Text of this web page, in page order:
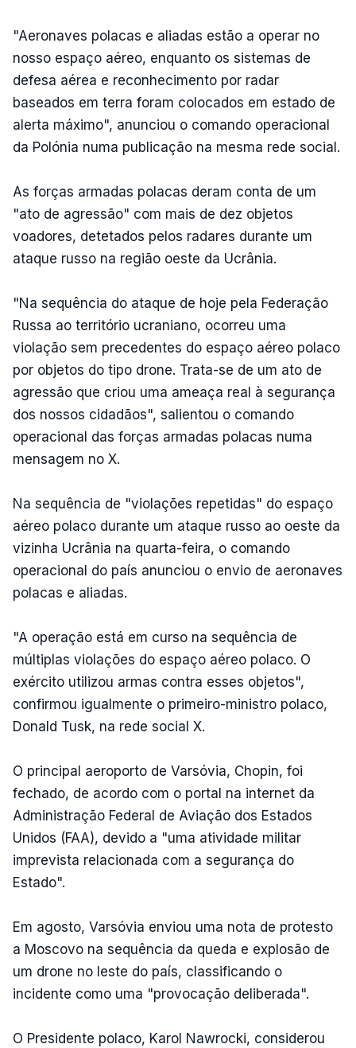
"Aeronaves polacas e aliadas estão a operar no
nosso espaço aéreo, enquanto os sistemas de
defesa aérea e reconhecimento por radar
baseados em terra foram colocados em estado de
alerta máximo", anunciou o comando operacional
da Polónia numa publicação na mesma rede social.
As forças armadas polacas deram conta de um
"ato de agressão" com mais de dez objetos
voadores, detetados pelos radares durante um
ataque russo na região oeste da Ucrânia.
"Na sequência do ataque de hoje pela Federação
Russa ao território ucraniano, ocorreu uma
violação sem precedentes do espaço aéreo polaco
por objetos do tipo drone. Trata-se de um ato de
agressão que criou uma ameaça real à segurança
dos nossos cidadãos", salientou o comando
operacional das forças armadas polacas numa
mensagem no X.
Na sequência de "violações repetidas" do espaço
aéreo polaco durante um ataque russo ao oeste da
vizinha Ucrânia na quarta-feira, o comando
operacional do país anunciou o envio de aeronaves
polacas e aliadas.
"A operação está em curso na sequência de
múltiplas violações do espaço aéreo polaco. O
exército utilizou armas contra esses objetos",
confirmou igualmente o primeiro-ministro polaco,
Donald Tusk, na rede social X.
O principal aeroporto de Varsóvia, Chopin, foi
fechado, de acordo com o portal na internet da
Administração Federal de Aviação dos Estados
Unidos (FAA), devido a "uma atividade militar
imprevista relacionada com a segurança do
Estado".
Em agosto, Varsóvia enviou uma nota de protesto
a Moscovo na sequência da queda e explosão de
um drone no leste do país, classificando o
incidente como uma "provocação deliberada".
O Presidente polaco, Karol Nawrocki, considerou